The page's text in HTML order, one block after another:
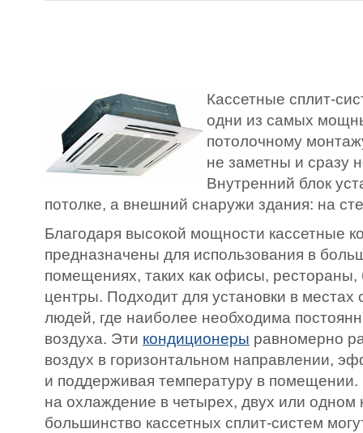
Кассетные сплит-
одни из самых
потолочному
не заметны и сразу
Внутренний блок
потолке, а внешний снаружи здания: на
Благодаря высокой мощности кассетные
предназначены для использования в
помещениях, таких как офисы,
центры. Подходит для установки в
людей, где наиболее необходима
воздуха. Эти кондиционеры равномерно
воздух в горизонтальном направлении,
и поддерживая температуру в
на охлаждение в четырех, двух или одном
большинство кассетных сплит-систем